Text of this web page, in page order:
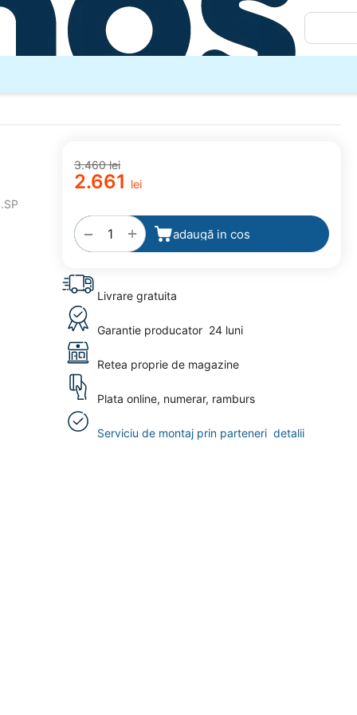
3.460 lei
2.661 lei
+
− adaugă in cos
la
favorite
Livrare gratuita
Garantie producator 24 luni
Retea proprie de magazine
Plata online, numerar, ramburs
Serviciu de montaj prin parteneri detalii